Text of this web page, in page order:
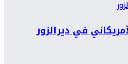
في ديرالزور